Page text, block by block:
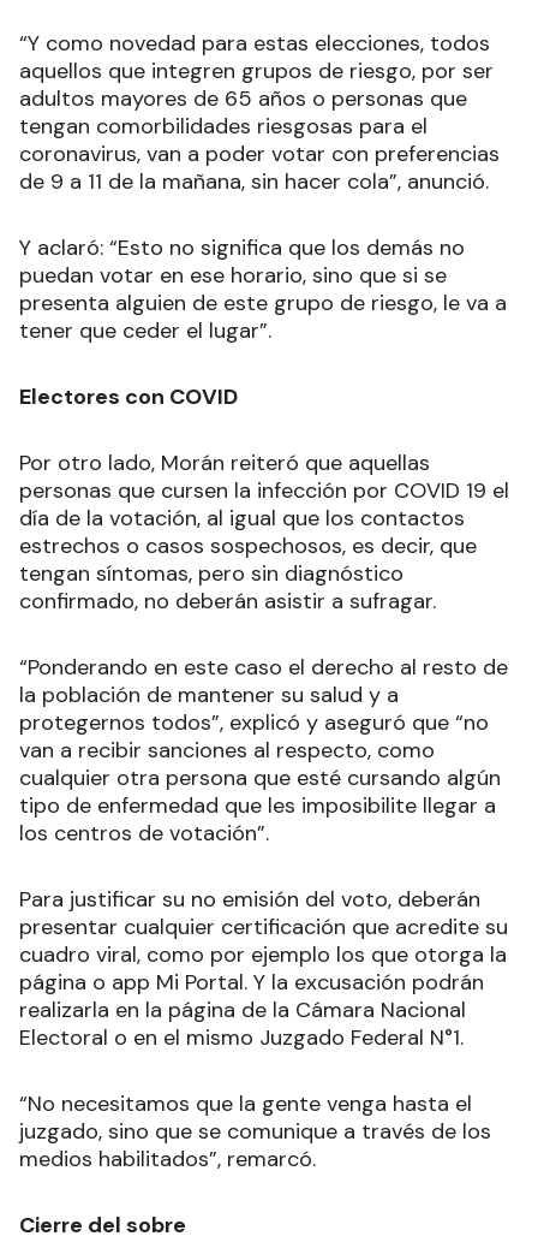
“Y como novedad para estas elecciones, todos
aquellos que integren grupos de riesgo, por ser
adultos mayores de 65 años o personas que
tengan comorbilidades riesgosas para el
coronavirus, van a poder votar con preferencias
de 9 a 11 de la mañana, sin hacer cola”, anunció.
Y aclaró: “Esto no significa que los demás no
puedan votar en ese horario, sino que si se
presenta alguien de este grupo de riesgo, le va a
tener que ceder el lugar”.
Electores con COVID
Por otro lado, Morán reiteró que aquellas
personas que cursen la infección por COVID 19 el
día de la votación, al igual que los contactos
estrechos o casos sospechosos, es decir, que
tengan síntomas, pero sin diagnóstico
confirmado, no deberán asistir a sufragar.
“Ponderando en este caso el derecho al resto de
la población de mantener su salud y a
protegernos todos”, explicó y aseguró que “no
van a recibir sanciones al respecto, como
cualquier otra persona que esté cursando algún
tipo de enfermedad que les imposibilite llegar a
los centros de votación”.
Para justificar su no emisión del voto, deberán
presentar cualquier certificación que acredite su
cuadro viral, como por ejemplo los que otorga la
página o app Mi Portal. Y la excusación podrán
realizarla en la página de la Cámara Nacional
Electoral o en el mismo Juzgado Federal N°1.
“No necesitamos que la gente venga hasta el
juzgado, sino que se comunique a través de los
medios habilitados”, remarcó.
Cierre del sobre